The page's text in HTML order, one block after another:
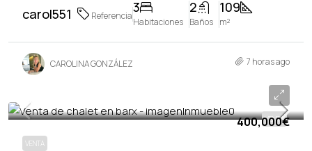
carol551 Referencia
3
Habitaciones
2
Baños
109
m²
CAROLINA GONZÁLEZ 7 horas ago
VENTA
400,000€
VENTA
400,000€